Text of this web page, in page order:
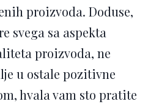
proizvoda. Doduse,
svega sa aspekta
proizvoda, ne
u ostale pozitivne
hvala vam sto pratite